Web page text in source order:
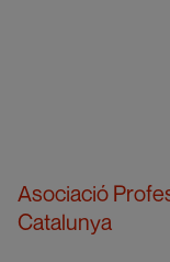
Asociació
Catalunya